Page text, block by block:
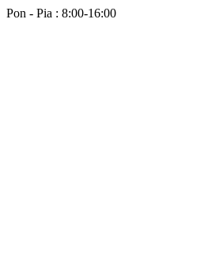
Pon - Pia : 8:00-16:00